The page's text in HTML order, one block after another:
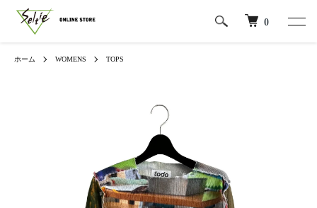
0
ホーム WOMENS TOPS